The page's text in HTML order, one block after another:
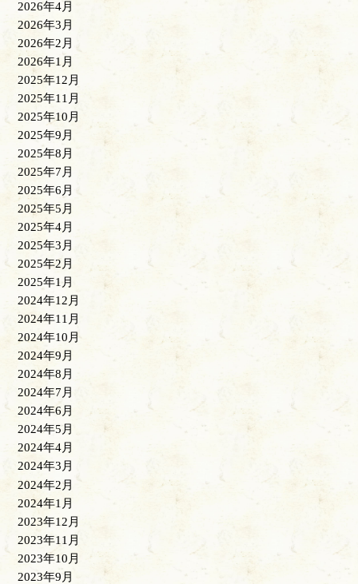
2026年4月
2026年3月
2026年2月
2026年1月
2025年12月
2025年11月
2025年10月
2025年9月
2025年8月
2025年7月
2025年6月
2025年5月
2025年4月
2025年3月
2025年2月
2025年1月
2024年12月
2024年11月
2024年10月
2024年9月
2024年8月
2024年7月
2024年6月
2024年5月
2024年4月
2024年3月
2024年2月
2024年1月
2023年12月
2023年11月
2023年10月
2023年9月